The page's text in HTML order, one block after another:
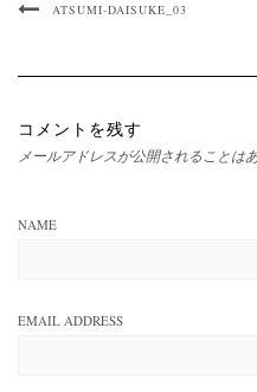
ATSUMI-DAISUKE_03
コメントを残す
メールアドレスが公開されることは
NAME
EMAIL ADDRESS